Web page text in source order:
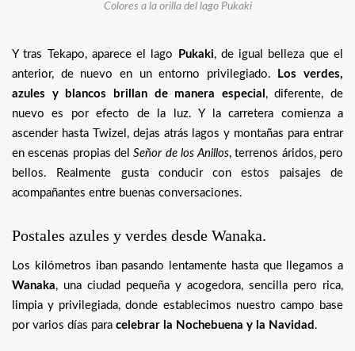
Colores a la orilla del lago Pukaki
Y tras Tekapo, aparece el lago Pukaki, de igual belleza que el
anterior, de nuevo en un entorno privilegiado.
Los verdes,
azules y blancos brillan de manera especial , diferente, de
nuevo es por efecto de la luz. Y la carretera comienza a
ascender hasta Twizel, dejas atrás lagos y montañas para entrar
en escenas propias delSeñor de los Anillos, terrenos áridos, pero
bellos. Realmente gusta conducir con estos paisajes de
acompañantes entre buenas conversaciones.
Postales azules y verdes desde Wanaka.
Los kilómetros iban pasando lentamente hasta que llegamos a
Wanaka, una ciudad pequeña y acogedora, sencilla pero rica,
limpia y privilegiada, donde establecimos nuestro campo base
por varios días para celebrar la Nochebuena y la Navidad .